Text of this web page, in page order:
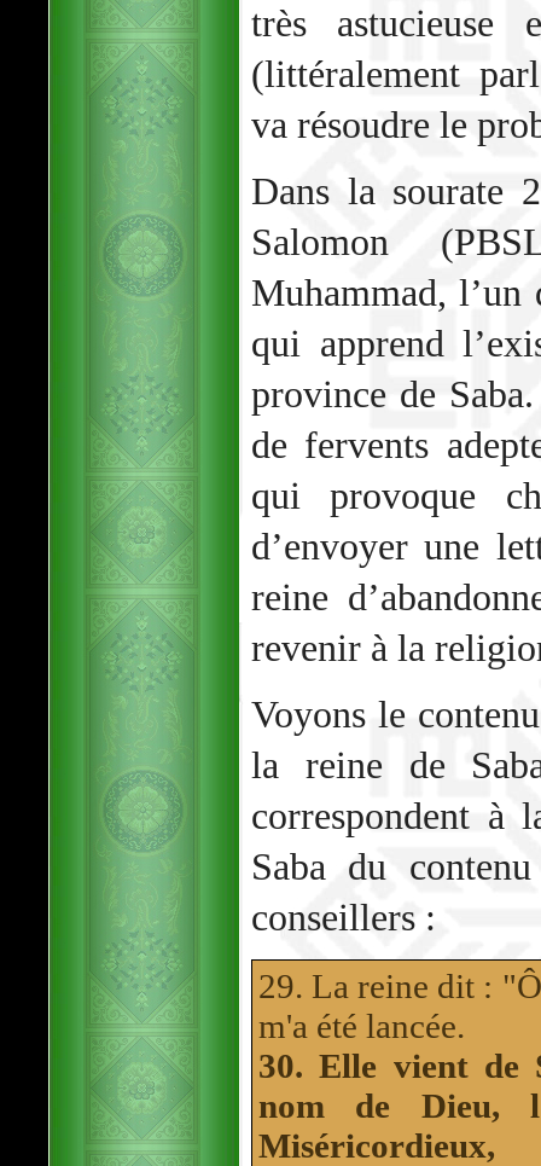
très astucieuse
(littéralement
va résoudre le
Dans la sourate
Salomon
Muhammad, l’un
qui apprend
province de
de fervents
qui provoque
d’envoyer une
reine
revenir à la
Voyons le
la reine de
correspondent à
Saba du
conseillers :
29. La reine dit :
m'a été lancée.
30. Elle vient de
nom de Dieu,
Miséricordieux,